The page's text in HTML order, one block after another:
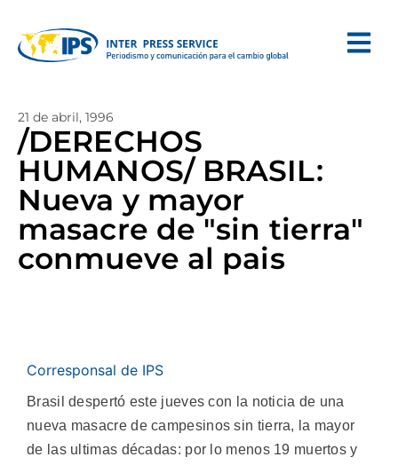
21 de abril, 1996
/DERECHOS
HUMANOS/ BRASIL:
Nueva y mayor
masacre de "sin tierra"
conmueve al pais
Corresponsal de IPS
Brasil despertó este jueves con la noticia de una
nueva masacre de campesinos sin tierra, la mayor
de las ultimas décadas: por lo menos 19 muertos y